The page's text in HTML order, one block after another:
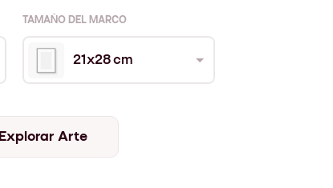
TAMAÑO DEL MARCO
21x28 cm
Explorar Arte